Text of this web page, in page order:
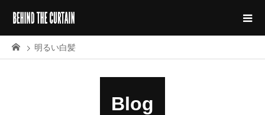
明るい白髪
Blog